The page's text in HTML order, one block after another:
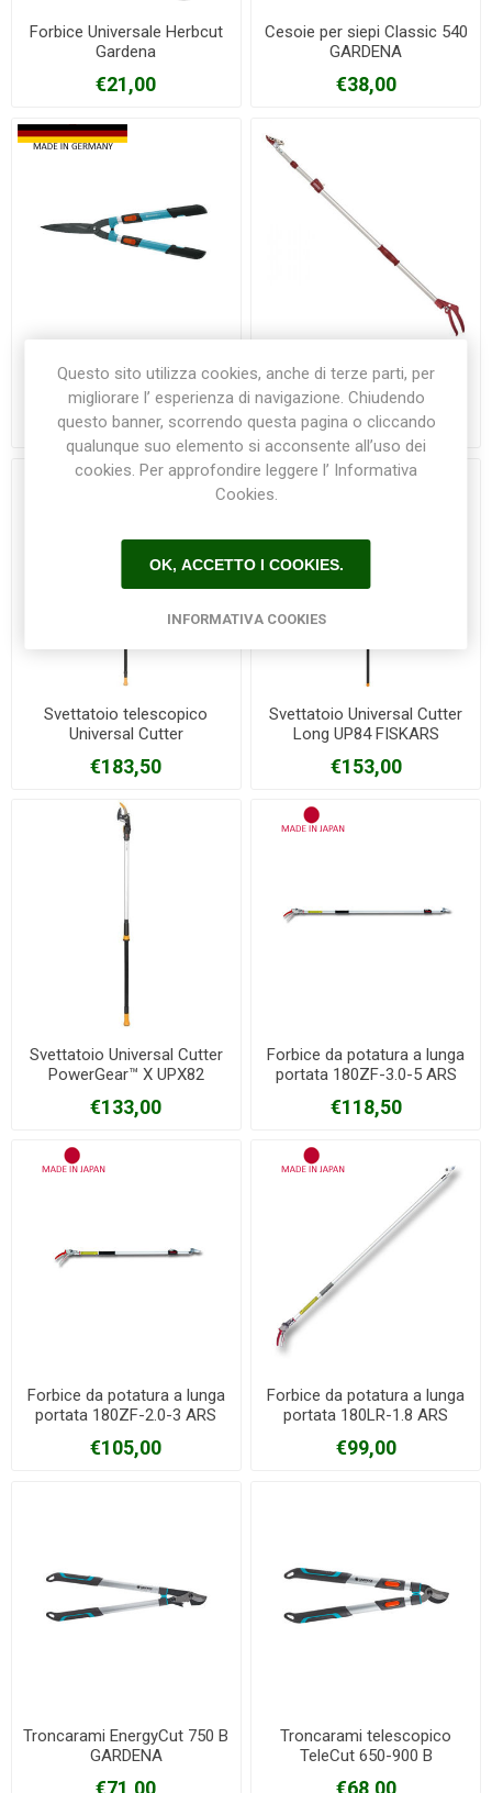
Forbice Universale Herbcut
Gardena
€21,00
Cesoie per siepi Classic 540
GARDENA
€38,00
Cesoie per siepi Comfort
700 T GARDENA
€67,30
Forbice potatura ad asta
telescopica orientabile 715
ARCHMAN
€63,50
Svettatoio telescopico
Universal Cutter
FISKARS
€183,50
Svettatoio Universal Cutter
Long UP84 FISKARS
€153,00
Svettatoio Universal Cutter
PowerGear™ X UPX82
€133,00
Forbice da potatura a lunga
portata 180ZF-3.0-5 ARS
€118,50
Forbice da potatura a lunga
portata 180ZF-2.0-3 ARS
€105,00
Forbice da potatura a lunga
portata 180LR-1.8 ARS
€99,00
Troncarami EnergyCut 750 B
GARDENA
Troncarami telescopico
TeleCut 650-900 B
Questo sito utilizza cookies, anche di terze parti, per
migliorare l’ esperienza di navigazione. Chiudendo
questo banner, scorrendo questa pagina o cliccando
qualunque suo elemento si acconsente all’uso dei
cookies. Per approfondire leggere l’ Informativa
Cookies.
OK, ACCETTO I COOKIES.
INFORMATIVA COOKIES